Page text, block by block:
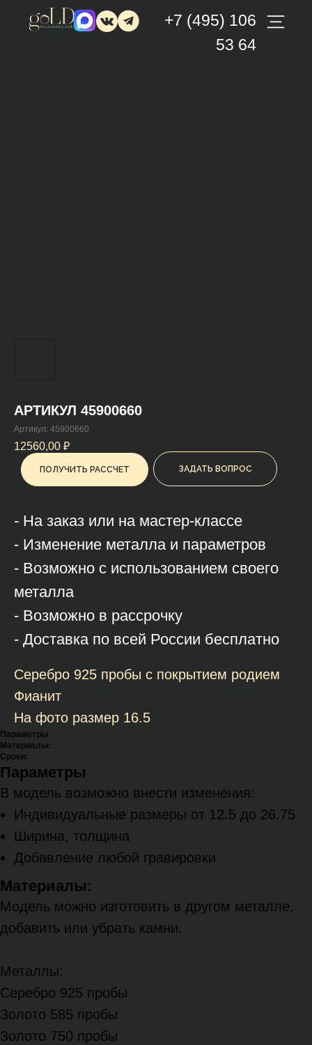
+7 (495) 106
53 64
ПОЛУЧИТЬ РАССЧЕТ ЗАДАТЬ ВОПРОС
АРТИКУЛ 45900660
Артикул: 45900660
12560,00 ₽
- На заказ или на мастер-классе
- Изменение металла и параметров
- Возможно с использованием своего
металла
- Возможно в рассрочку
- Доставка по всей России бесплатно
Серебро 925 пробы с покрытием родием
Фианит
На фото размер 16.5
Параметры
Материалы:
Сроки:
Параметры
В модель возможно внести изменения:
Индивидуальные размеры от 12.5 до 26.75
Ширина, толщина
Добавление любой гравировки
Материалы:
Модель можно изготовить в другом металле,
добавить или убрать камни.
Металлы:
Серебро 925 пробы
Золото 585 пробы
Золото 750 пробы